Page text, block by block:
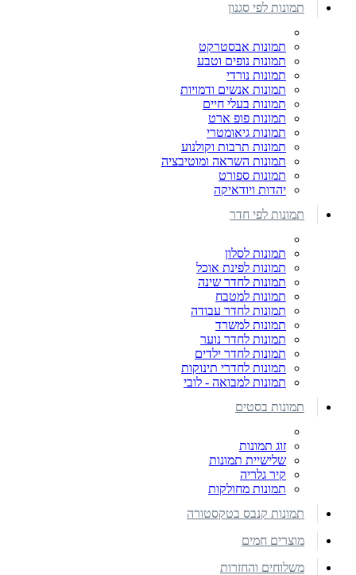
תמונות לפי סגנון
תמונות אבסטרקט
תמונות נופים וטבע
תמונות נורדי
תמונות אנשים ודמויות
תמונות בעלי חיים
תמונות פופ ארט
תמונות גיאומטרי
תמונות תרבות וקולנוע
תמונות השראה ומוטיבציה
תמונות ספורט
יהדות ויודאיקה
תמונות לפי חדר
תמונות לסלון
תמונות לפינת אוכל
תמונות לחדר שינה
תמונות למטבח
תמונות לחדר עבודה
תמונות למשרד
תמונות לחדר נוער
תמונות לחדר ילדים
תמונות לחדרי תינוקות
תמונות למבואה - לובי
תמונות בסטים
זוג תמונות
שלישיית תמונות
קיר גלריה
תמונות מחולקות
תמונות קנבס בטקסטורה
מוצרים חמים
משלוחים והחזרות